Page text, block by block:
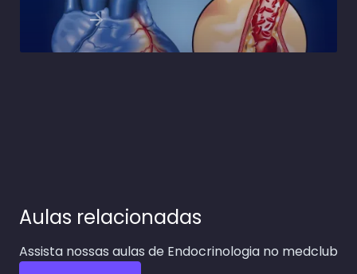
Ler artigo
Aulas relacionadas
Assista nossas aulas de Endocrinologia no medclub